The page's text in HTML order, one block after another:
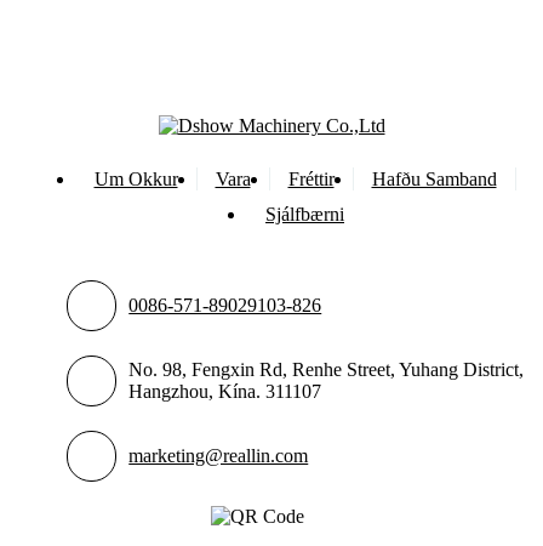
Um Okkur Vara Fréttir
Hafðu Samband
Sjálfbærni
0086-571-89029103-826
No. 98, Fengxin Rd, Renhe Street, Yuhang District,
Hangzhou, Kína. 311107
marketing@reallin.com